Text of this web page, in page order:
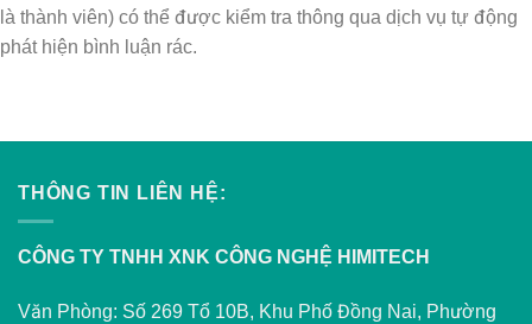
là thành viên) có thể được kiểm tra thông qua dịch vụ tự động
phát hiện bình luận rác.
THÔNG TIN LIÊN HỆ:
CÔNG TY TNHH XNK CÔNG NGHỆ HIMITECH
Văn Phòng: Số 269 Tổ 10B, Khu Phố Đồng Nai, Phường